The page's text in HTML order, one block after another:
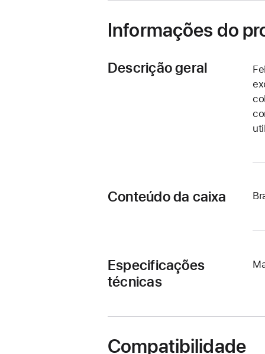
Informações do
Descrição geral
Conteúdo da caixa
Especificações
técnicas
Compatibilidade